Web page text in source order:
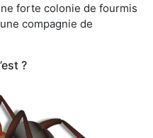
forte colonie de fourmis
compagnie de
?